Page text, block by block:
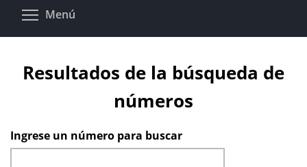
Pasar
Menú
Resultados de la búsqueda de
números
Ingrese un número para buscar